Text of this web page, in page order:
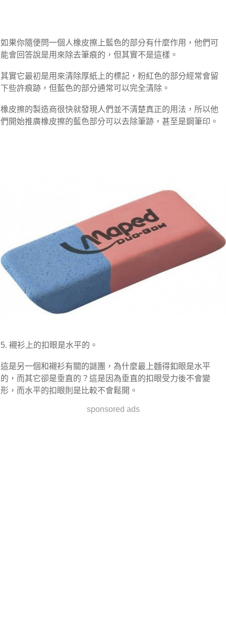
如果你隨便問一個人橡皮擦上藍色的部分有什麼作用，他們可
能會回答說是用來除去筆痕的，但其實不是這樣。
其實它最初是用來清除厚紙上的標記，粉紅色的部分經常會留
下些許痕跡，但藍色的部分通常可以完全清除。
橡皮擦的製造商很快就發現人們並不清楚真正的用法，所以他
們開始推廣橡皮擦的藍色部分可以去除筆跡，甚至是鋼筆印。
5. 襯衫上的扣眼是水平的。
這是另一個和襯衫有關的謎團，為什麼最上麵得釦眼是水平
的，而其它卻是垂直的？這是因為垂直的扣眼受力後不會變
形，而水平的扣眼則是比較不會鬆開。
sponsored ads